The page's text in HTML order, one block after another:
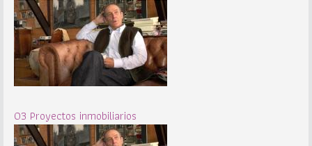
03 Proyectos inmobiliarios